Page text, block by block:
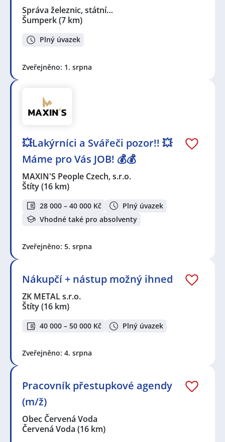
Správa železnic, státní…
Šumperk(7 km)
Plný úvazek
Zveřejněno: 1. srpna
💥Lakýrníci a Svářeči pozor!! 💥
Máme pro Vás JOB! 💰💰
MAXIN'S People Czech, s.r.o.
Štíty(16 km)
28 000 – 40 000 Kč
Plný úvazek
Vhodné také pro absolventy
Zveřejněno: 5. srpna
Nákupčí + nástup možný ihned
ZK METAL s.r.o.
Štíty(16 km)
40 000 – 50 000 Kč Plný úvazek
Zveřejněno: 4. srpna
Pracovník přestupkové agendy
(m/ž)
Obec Červená Voda
Červená Voda (16 km)